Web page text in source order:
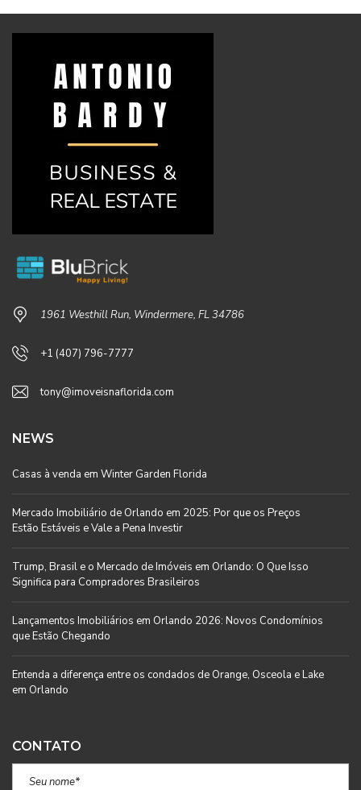
1961 Westhill Run, Windermere, FL 34786
+1 (407) 796-7777
tony@imoveisnaflorida.com
NEWS
Casas à venda em Winter Garden Florida
Mercado Imobiliário de Orlando em 2025: Por que os Preços
Estão Estáveis e Vale a Pena Investir
Trump, Brasil e o Mercado de Imóveis em Orlando: O Que Isso
Significa para Compradores Brasileiros
Lançamentos Imobiliários em Orlando 2026: Novos Condomínios
que Estão Chegando
Entenda a diferença entre os condados de Orange, Osceola e Lake
em Orlando
CONTATO